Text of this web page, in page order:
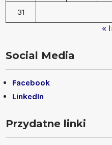
31
«
Social Media
Facebook
LinkedIn
Przydatne linki